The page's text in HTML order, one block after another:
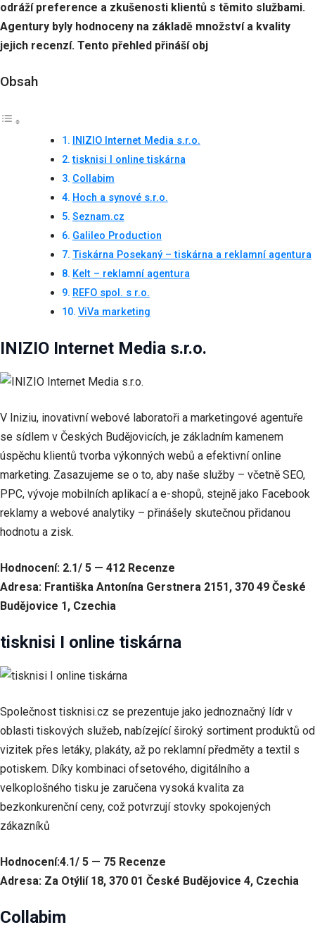
odráží preference a zkušenosti klientů s těmito službami.
Agentury byly hodnoceny na základě množství a kvality
jejich recenzí. Tento přehled přináší obj
Obsah
INIZIO Internet Media s.r.o.
tisknisi I online tiskárna
Collabim
Hoch a synové s.r.o.
Seznam.cz
Galileo Production
Tiskárna Posekaný – tiskárna a reklamní agentura
Kelt – reklamní agentura
REFO spol. s r.o.
ViVa marketing
INIZIO Internet Media s.r.o.
V Iniziu, inovativní webové laboratoři a marketingové agentuře
se sídlem v Českých Budějovicích, je základním kamenem
úspěchu klientů tvorba výkonných webů a efektivní online
marketing. Zasazujeme se o to, aby naše služby – včetně SEO,
PPC, vývoje mobilních aplikací a e-shopů, stejně jako Facebook
reklamy a webové analytiky – přinášely skutečnou přidanou
hodnotu a zisk.
Hodnocení: 2.1/ 5 — 412 Recenze
Adresa: Františka Antonína Gerstnera 2151, 370 49 České
Budějovice 1, Czechia
tisknisi I online tiskárna
Společnost tisknisi.cz se prezentuje jako jednoznačný lídr v
oblasti tiskových služeb, nabízející široký sortiment produktů od
vizitek přes letáky, plakáty, až po reklamní předměty a textil s
potiskem. Díky kombinaci ofsetového, digitálního a
velkoplošného tisku je zaručena vysoká kvalita za
bezkonkurenční ceny, což potvrzují stovky spokojených
zákazníků
Hodnocení:4.1/ 5 — 75 Recenze
Adresa: Za Otýlií 18, 370 01 České Budějovice 4, Czechia
Collabim